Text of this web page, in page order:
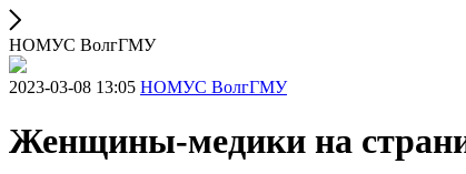
НОМУС ВолгГМУ
2023-03-08 13:05 НОМУС ВолгГМУ
Женщины-медики на